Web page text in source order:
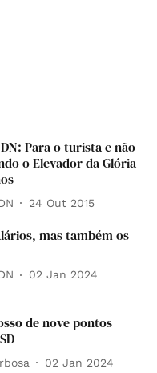
Para o turista e não
o Elevador da Glória
24 Out 2015
mas também os
02 Jan 2024
de nove pontos
02 Jan 2024